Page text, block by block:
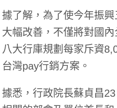
據了解，為了使今年振
大幅改善，不僅將對國
八大行庫規劃每家斥資
台灣pay行銷方案。
據悉，行政院長蘇貞昌